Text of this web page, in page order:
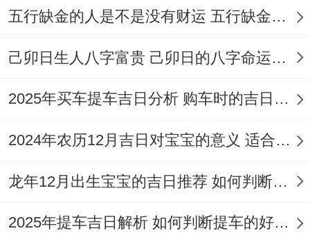
（星期三 | 农历九月十九）
百事吉利...神在吉神护佑,标记家宅有神灵庇
佑，长久安宁，注意事项：冲蛇煞西（属蛇
10：59），此二时段阳气生发;最利动土封
五行缺金的人是不是没有财运 五行缺金的人命运好不好
己卯日生人八字富贵 己卯日的八字命运如何
2025年买车提车吉日分析 购车时的吉日与禁忌
2024年农历12月吉日对宝宝的意义 适合龙年宝宝出生的日子有哪些
龙年12月出生宝宝的吉日推荐 如何判断吉日是否适合宝宝
2025年提车吉日解析 如何判断提车的好日子